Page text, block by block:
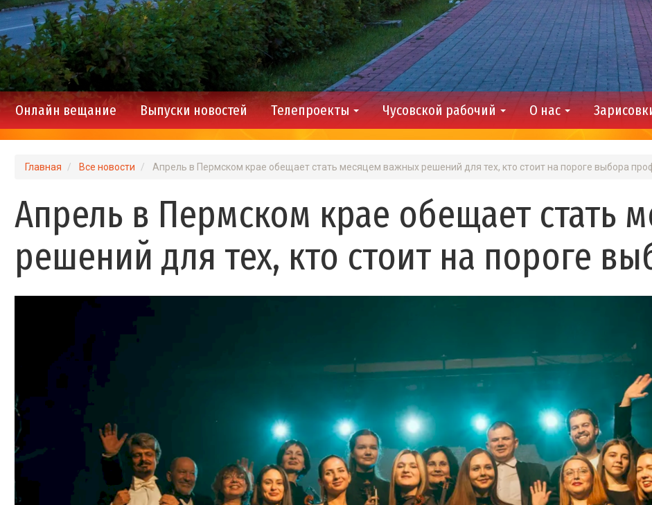
Main
navigation
Онлайн вещание Выпуски новостей Телепроекты Чусовской рабочий О нас
Главная Все новости Апрель в Пермском крае обещает стать месяцем важных решений для тех, кто стоит на пороге выбора
Апрель в Пермском крае обещает стать
решений для тех, кто стоит на пороге